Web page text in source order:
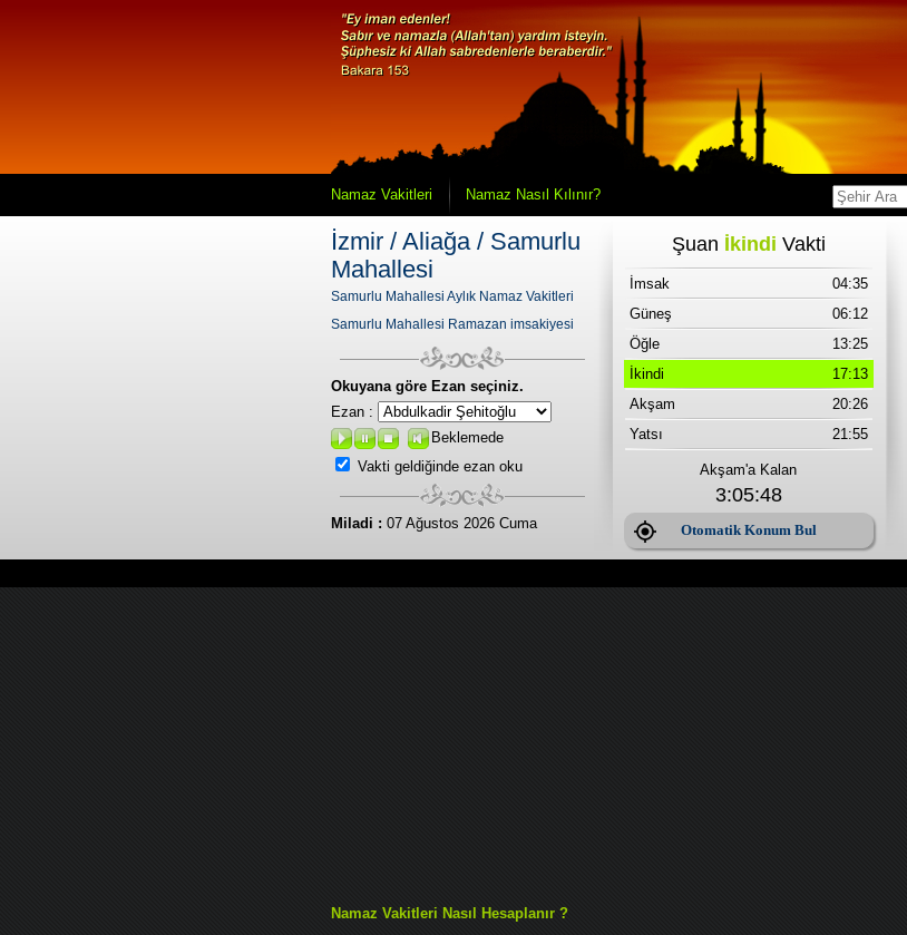
Namaz Vakitleri Namaz Nasıl Kılınır?
İzmir / Aliağa / Samurlu
Mahallesi
Samurlu Mahallesi Aylık Namaz Vakitleri
Samurlu Mahallesi Ramazan imsakiyesi
Okuyana göre Ezan seçiniz.
Ezan :
Beklemede
Vakti geldiğinde ezan oku
Miladi : 07 Ağustos 2026 Cuma
Şuan İkindi Vakti
İmsak
04:35
Güneş
06:12
Öğle
13:25
İkindi
17:13
Akşam
20:26
Yatsı
21:55
Akşam'a Kalan
3:05:48
Otomatik Konum Bul
Namaz Vakitleri Nasıl Hesaplanır ?